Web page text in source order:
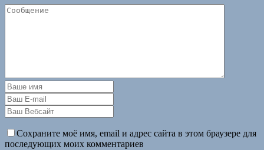
Сохраните моё имя, email и адрес сайта в этом браузере для
последующих моих комментариев